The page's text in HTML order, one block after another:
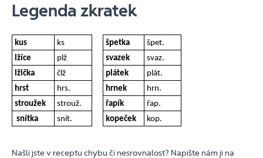
Legenda zkratek
kus ks špetka
špet.
lžíce
plž svazek
svaz.
lžička
člž plátek
plát.
hrst
hrs. hrnek
hrn.
stroužek
strouž. řapík
řap.
snítka
snít. kopeček kop.
Našli jste v receptu chybu či nesrovnalost? Napište nám ji na